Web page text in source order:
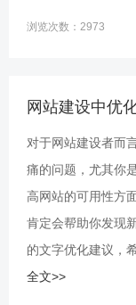
浏览次数：2973
网站建设中优
对于网站建设者而
痛的问题，尤其你
高网站的可用性方
肯定会帮助你发现
的文字优化建议，
全文>>